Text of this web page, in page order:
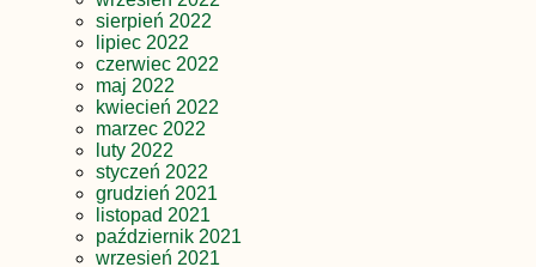
sierpień 2022
lipiec 2022
czerwiec 2022
maj 2022
kwiecień 2022
marzec 2022
luty 2022
styczeń 2022
grudzień 2021
listopad 2021
październik 2021
wrzesień 2021